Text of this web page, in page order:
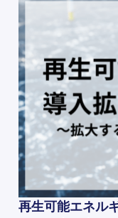
再生可能エネル